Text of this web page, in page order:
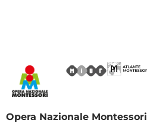
Opera Nazionale Montessori